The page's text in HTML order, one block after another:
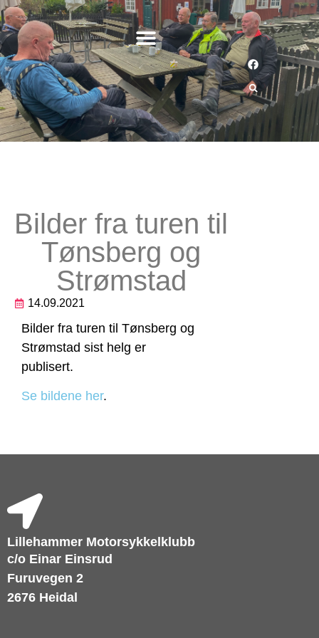
Bilder fra turen til
Tønsberg og
Strømstad
14.09.2021
Bilder fra turen til Tønsberg og
Strømstad sist helg er
publisert.
Se bildene her.
Lillehammer Motorsykkelklubb
c/o Einar Einsrud
Furuvegen 2
2676 Heidal